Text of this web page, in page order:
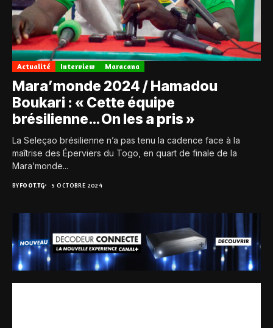
Actualité Interview Maracana
Mara’monde 2024 / Hamadou
Boukari : « Cette équipe
brésilienne… On les a pris »
La Seleçao brésilienne n’a pas tenu la cadence face à la
maîtrise des Éperviers du Togo, en quart de finale de la
Mara’monde...
BYFOOT.TG 5 OCTOBRE 2024